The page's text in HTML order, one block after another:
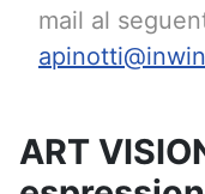
mail al
ART